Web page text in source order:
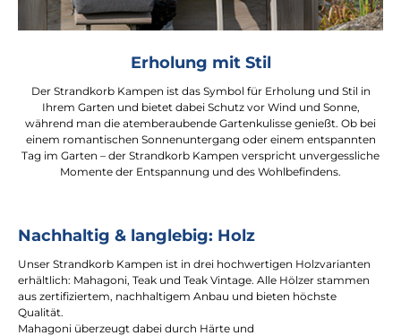
Erholung mit Stil
Der Strandkorb Kampen ist das Symbol für Erholung und Stil in
Ihrem Garten und bietet dabei Schutz vor Wind und Sonne,
während man die atemberaubende Gartenkulisse genießt. Ob bei
einem romantischen Sonnenuntergang oder einem entspannten
Tag im Garten – der Strandkorb Kampen verspricht unvergessliche
Momente der Entspannung und des Wohlbefindens.
Nachhaltig & langlebig: Holz
Unser Strandkorb Kampen ist in drei hochwertigen Holzvarianten
erhältlich: Mahagoni, Teak und Teak Vintage. Alle Hölzer stammen
aus zertifiziertem, nachhaltigem Anbau und bieten höchste
Qualität.
Mahagoni überzeugt dabei durch Härte und